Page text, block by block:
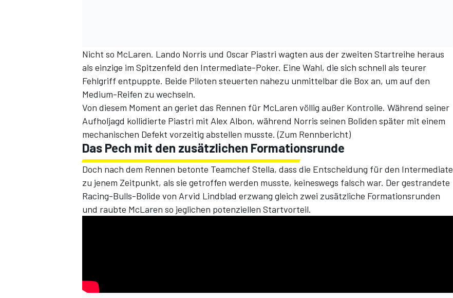
SPORTWAGEN
Nicht so McLaren. Lando Norris und Oscar Piastri wagten aus der zweiten Startreihe heraus
als einzige im Spitzenfeld den Intermediate-Poker. Eine Wahl, die sich schnell als teurer
Fehlgriff entpuppte. Beide Piloten steuerten nahezu unmittelbar die Box an, um auf den
Medium-Reifen zu wechseln.
Von diesem Moment an geriet das Rennen für McLaren völlig außer Kontrolle. Während seiner
Aufholjagd kollidierte Piastri mit Alex Albon, während Norris seinen Boliden später mit einem
mechanischen Defekt vorzeitig abstellen musste. (Zum Rennbericht)
Das Pech mit den zusätzlichen Formationsrunde
Doch nach dem Rennen betonte Teamchef Stella, dass die Entscheidung für den Intermediate
zu jenem Zeitpunkt, als sie getroffen werden musste, keineswegs falsch war. Der gestrandete
Racing-Bulls-Bolide von Arvid Lindblad erzwang gleich zwei zusätzliche Formationsrunden
und raubte McLaren so jeglichen potenziellen Startvorteil.